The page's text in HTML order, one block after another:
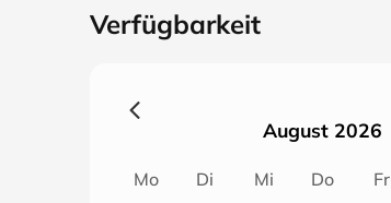
Verfügbarkeit
August 2026
Mo Di Mi Do Fr